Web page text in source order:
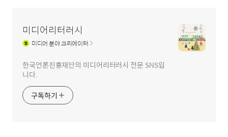
미디어리터러시
미디어분야 크리에이터
한국언론진흥재단의 미디어리터러시 전문 SNS입
니다.
구독하기